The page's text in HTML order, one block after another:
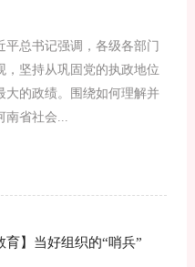
平总书记强调，各级各部门
，坚持从巩固党的执政地位
大的政绩。围绕如何理解并
南省社会...
育】当好组织的“哨兵”